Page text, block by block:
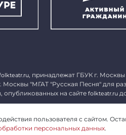
, принадлежат ГБУК г. Москвы
"МГАТ "Русская Песня" для
опубликованных на сайте folkteatr.ru
пользователя с сайтом.
персональных данных.